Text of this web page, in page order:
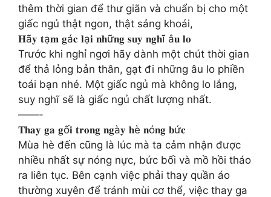
thêm thời gian để thư giãn và chuẩn bị cho một
giấc ngủ thật ngon, thật sảng khoái,
𝐇ã𝐲 𝐭ạ𝐦 𝐠á𝐜 𝐥ạ𝐢 𝐧𝐡ữ𝐧𝐠 𝐬𝐮𝐲 𝐧𝐠𝐡ĩ â𝐮 𝐥𝐨
Trước khi nghỉ ngơi hãy dành một chút thời gian
để thả lỏng bản thân, gạt đi những âu lo phiền
toái bạn nhé. Một giấc ngủ mà không lo lắng,
suy nghĩ sẽ là giấc ngủ chất lượng nhất.
——-
𝐓𝐡𝐚𝐲 𝐠𝐚 𝐠ố𝐢 𝐭𝐫𝐨𝐧𝐠 𝐧𝐠à𝐲 𝐡è 𝐧ó𝐧𝐠 𝐛ứ𝐜
Mùa hè đến cũng là lúc mà ta cảm nhận được
nhiều nhất sự nóng nực, bức bối và mồ hồi tháo
ra liên tục. Bên cạnh việc phải thay quần áo
thường xuyên để tránh mùi cơ thể, việc thay ga